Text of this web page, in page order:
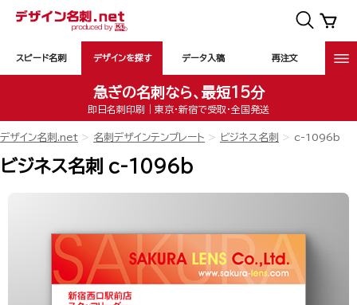
スピード名刺 デザインを探す データ入稿 再注文
急ぎの名刺なら、最短15分
即日名刺印刷｜東京・新宿で受取・全国発送
デザイン名刺.net 名刺デザインテンプレート ビジネス名刺 c-1096b
ビジネス名刺 c-1096b